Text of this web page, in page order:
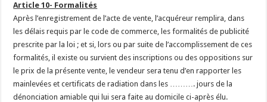
Article 10- Formalités
Après l’enregistrement de l’acte de vente, l’acquéreur remplira, dans
les délais requis par le code de commerce, les formalités de publicité
prescrite par la loi ; et si, lors ou par suite de l’accomplissement de ces
formalités, il existe ou survient des inscriptions ou des oppositions sur
le prix de la présente vente, le vendeur sera tenu d’en rapporter les
mainlevées et certificats de radiation dans les ………. jours de la
dénonciation amiable qui lui sera faite au domicile ci-après élu.